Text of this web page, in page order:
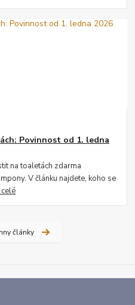
Povinnost od 1. ledna
na toaletách zdarma
V článku najdete, koho se
články